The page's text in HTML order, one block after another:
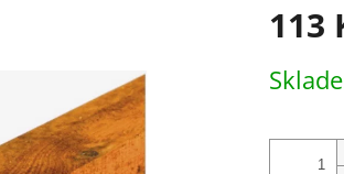
113
cena: